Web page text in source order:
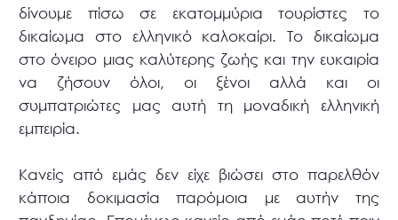
δίνουμε πίσω σε εκατομμύρια τουρίστες το
δικαίωμα στο ελληνικό καλοκαίρι. Το δικαίωμα
στο όνειρο μιας καλύτερης ζωής και την ευκαιρία
να ζήσουν όλοι, οι ξένοι αλλά και οι
συμπατριώτες μας αυτή τη μοναδική ελληνική
εμπειρία.
Κανείς από εμάς δεν είχε βιώσει στο παρελθόν
κάποια δοκιμασία παρόμοια με αυτήν της